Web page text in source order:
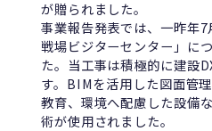
が贈られました。
事業報告発表では、一昨年
戦場ビジターセンター」に
た。当工事は積極的に建設
す。BIMを活用した図面管
教育、環境へ配慮した設備
術が使用されました。